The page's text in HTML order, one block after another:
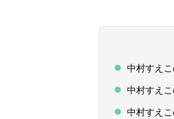
中村すえ
中村すえ
中村すえ